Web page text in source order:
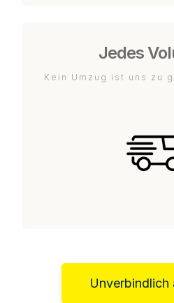
Jedes
Kein Umzug ist uns zu
Unverbindlich